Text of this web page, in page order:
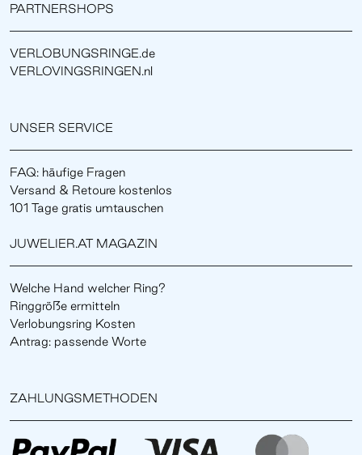
PARTNERSHOPS
VERLOBUNGSRINGE.de
VERLOVINGSRINGEN.nl
UNSER SERVICE
FAQ: häufige Fragen
Versand & Retoure kostenlos
101 Tage gratis umtauschen
JUWELIER.AT MAGAZIN
Welche Hand welcher Ring?
Ringgröße ermitteln
Verlobungsring Kosten
Antrag: passende Worte
ZAHLUNGSMETHODEN